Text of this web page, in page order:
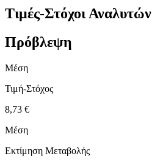
Τιμές-Στόχοι Αναλυτών
Πρόβλεψη
Μέση
Τιμή-Στόχος
8,73 €
Μέση
Εκτίμηση Μεταβολής